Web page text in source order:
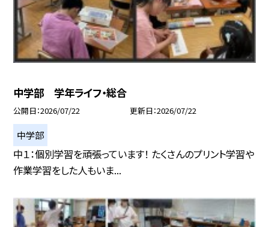
中学部 学年ライフ・総合
公開日 2026/07/22 更新日 2026/07/22
中学部
中１：個別学習を頑張っています！ たくさんのプリント学習や
作業学習をした人もいま...